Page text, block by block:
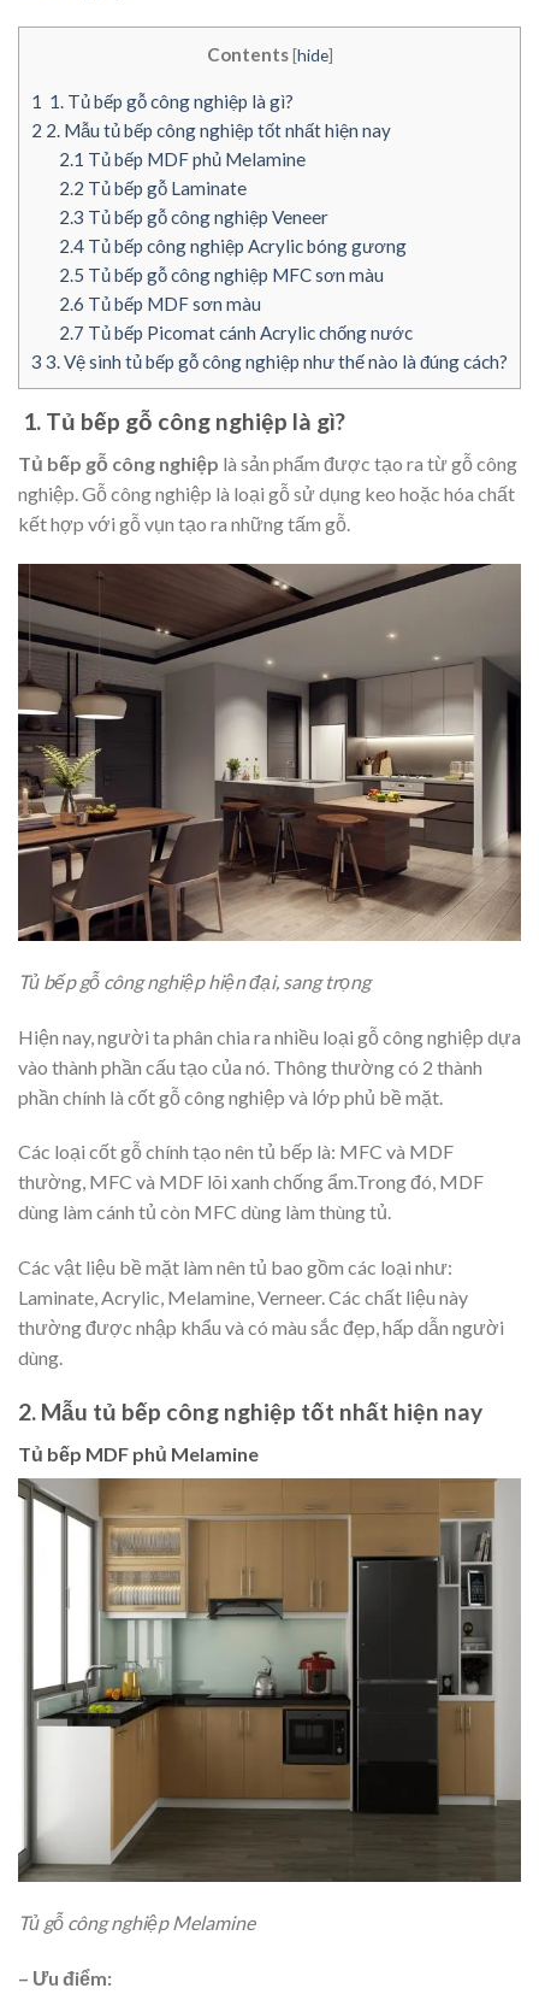
Contents [hide]
1 1. Tủ bếp gỗ công nghiệp là gì?
2 2. Mẫu tủ bếp công nghiệp tốt nhất hiện nay
2.1 Tủ bếp MDF phủ Melamine
2.2 Tủ bếp gỗ Laminate
2.3 Tủ bếp gỗ công nghiệp Veneer
2.4Tủ bếp công nghiệp Acrylic bóng gương
2.5 Tủ bếp gỗ công nghiệp MFC sơn màu
2.6 Tủ bếp MDF sơn màu
2.7 Tủ bếp Picomat cánh Acrylic chống nước
3 3. Vệ sinh tủ bếp gỗ công nghiệp như thế nào là đúng cách?
1. Tủ bếp gỗ công nghiệp là gì?
Tủ bếp gỗ công nghiệp là sản phẩm được tạo ra từ gỗ công
nghiệp. Gỗ công nghiệp là loại gỗ sử dụng keo hoặc hóa chất
kết hợp với gỗ vụn tạo ra những tấm gỗ.
Tủ bếp gỗ công nghiệp hiện đại, sang trọng
Hiện nay, người ta phân chia ra nhiều loại gỗ công nghiệp dựa
vào thành phần cấu tạo của nó. Thông thường có 2 thành
phần chính là cốt gỗ công nghiệp và lớp phủ bề mặt.
Các loại cốt gỗ chính tạo nên tủ bếp là: MFC và MDF
thường, MFC và MDF lõi xanh chống ẩm.Trong đó, MDF
dùng làm cánh tủ còn MFC dùng làm thùng tủ.
Các vật liệu bề mặt làm nên tủ bao gồm các loại như:
Laminate, Acrylic, Melamine, Verneer. Các chất liệu này
thường được nhập khẩu và có màu sắc đẹp, hấp dẫn người
dùng.
2. Mẫu tủ bếp công nghiệp tốt nhất hiện nay
Tủ bếp MDF phủ Melamine
Tủ gỗ công nghiệp Melamine
– Ưu điểm: